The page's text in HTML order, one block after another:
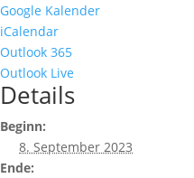
Google Kalender
iCalendar
Outlook 365
Outlook Live
Details
Beginn:
8. September 2023
Ende: